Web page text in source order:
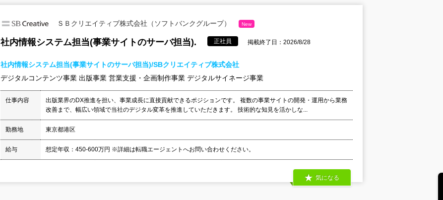
ＳＢクリエイティブ株式会社（ソフトバンクグループ） New
社内情報システム担当(事業サイトのサーバ担当). 正社員 掲載終了日：2026/8/28
社内情報システム担当(事業サイトのサーバ担当)/SBクリエイティブ株式会社
デジタルコンテンツ事業 出版事業 営業支援・企画制作事業 デジタルサイネージ事業
仕事内容
出版業界のDX推進を担い、事業成長に直接貢献できるポジションです。 複数の事業サイトの開発・運用から業務
改善まで、幅広い領域で当社のデジタル変革を推進していただきます。 技術的な知見を活かしな...
勤務地 東京都港区
給与 想定年収：450-600万円 ※詳細は転職エージェントへお問い合わせください。
気になる